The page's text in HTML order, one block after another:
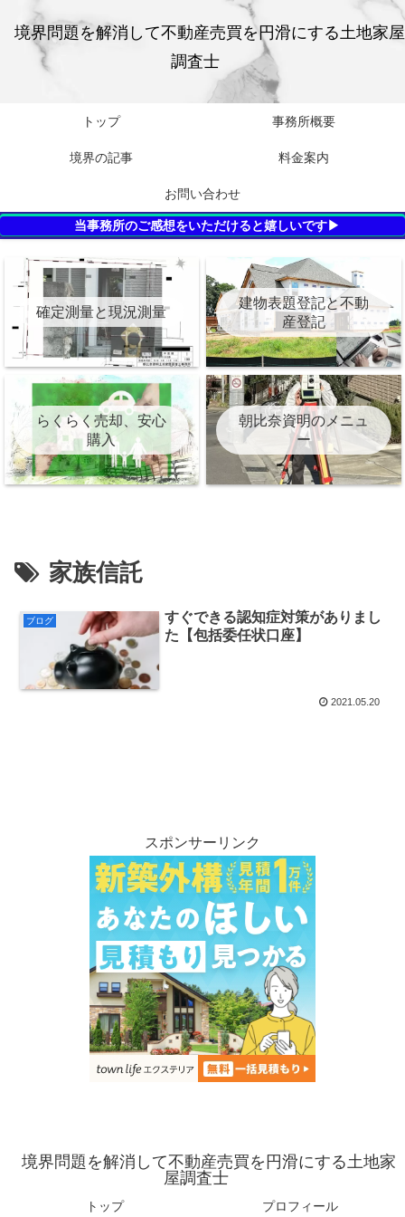
境界問題を解消して不動産売買を円滑にする土地家屋
調査士
トップ 事務所概要
境界の記事 料金案内
お問い合わせ
当事務所のご感想をいただけると嬉しいです▶
確定測量と現況測量
建物表題登記と不動
産登記
らくらく売却、安心
購入
朝比奈資明のメニュ
ー
家族信託
ブログ
すぐできる認知症対策がありまし
た【包括委任状口座】
2021.05.20
スポンサーリンク
境界問題を解消して不動産売買を円滑にする土地家
屋調査士
トップ プロフィール